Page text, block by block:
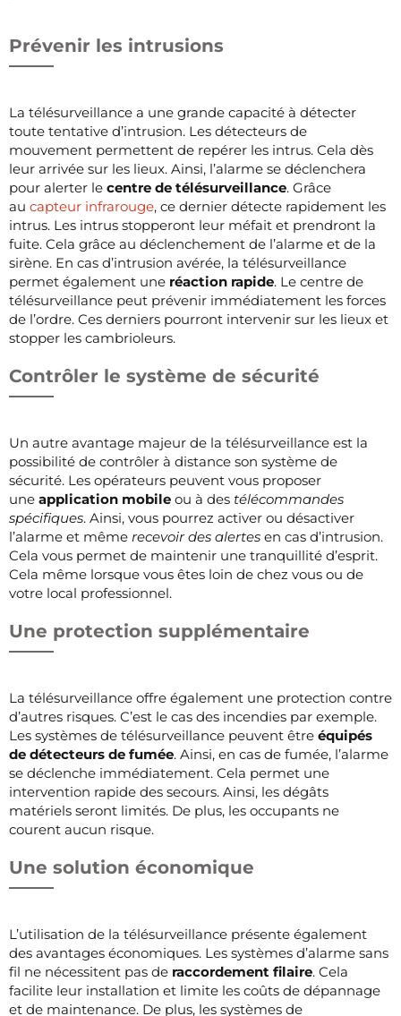
Prévenir les intrusions
La télésurveillance a une grande capacité à détecter
toute tentative d’intrusion. Les détecteurs de
mouvement permettent de repérer les intrus. Cela dès
leur arrivée sur les lieux. Ainsi, l’alarme se déclenchera
pour alerter le centre de télésurveillance. Grâce
au capteur infrarouge, ce dernier détecte rapidement les
intrus. Les intrus stopperont leur méfait et prendront la
fuite. Cela grâce au déclenchement de l’alarme et de la
sirène. En cas d’intrusion avérée, la télésurveillance
permet également une réaction rapide. Le centre de
télésurveillance peut prévenir immédiatement les forces
de l’ordre. Ces derniers pourront intervenir sur les lieux et
stopper les cambrioleurs.
Contrôler le système de sécurité
Un autre avantage majeur de la télésurveillance est la
possibilité de contrôler à distance son système de
sécurité. Les opérateurs peuvent vous proposer
une application mobile ou à des télécommandes
spécifiques. Ainsi, vous pourrez activer ou désactiver
l’alarme et même recevoir des alertes en cas d’intrusion.
Cela vous permet de maintenir une tranquillité d’esprit.
Cela même lorsque vous êtes loin de chez vous ou de
votre local professionnel.
Une protection supplémentaire
La télésurveillance offre également une protection contre
d’autres risques. C’est le cas des incendies par exemple.
Les systèmes de télésurveillance peuvent être équipés
de détecteurs de fumée. Ainsi, en cas de fumée, l’alarme
se déclenche immédiatement. Cela permet une
intervention rapide des secours. Ainsi, les dégâts
matériels seront limités. De plus, les occupants ne
courent aucun risque.
Une solution économique
L’utilisation de la télésurveillance présente également
des avantages économiques. Les systèmes d’alarme sans
fil ne nécessitent pas de raccordement filaire. Cela
facilite leur installation et limite les coûts de dépannage
et de maintenance. De plus, les systèmes de